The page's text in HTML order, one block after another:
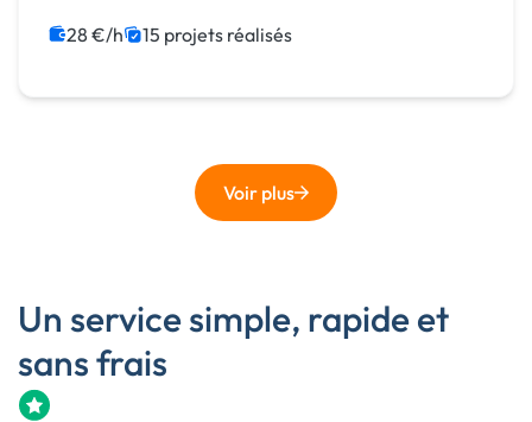
28 €/h 15 projets réalisés
Voir plus
Un service simple, rapide et
sans frais